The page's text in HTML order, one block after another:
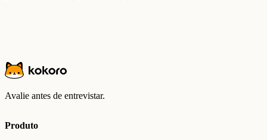
Avalie antes de entrevistar.
Produto